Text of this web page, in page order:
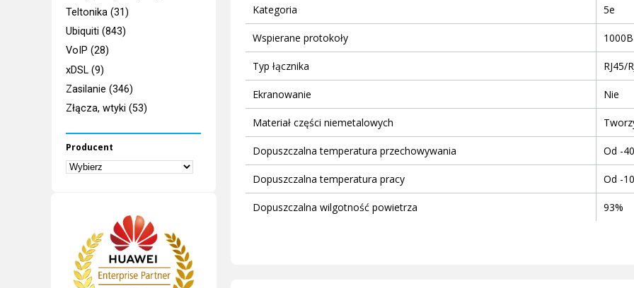
Teltonika (31)
Ubiquiti (843)
VoIP (28)
xDSL (9)
Zasilanie (346)
Złącza, wtyki (53)
Producent
Kategoria 5e
Wspierane protokoły
Typ łącznika RJ45/
Ekranowanie Nie
Materiał części niemetalowych
Dopuszczalna temperatura przechowywania Od -
Dopuszczalna temperatura pracy Od -
Dopuszczalna wilgotność powietrza 93%